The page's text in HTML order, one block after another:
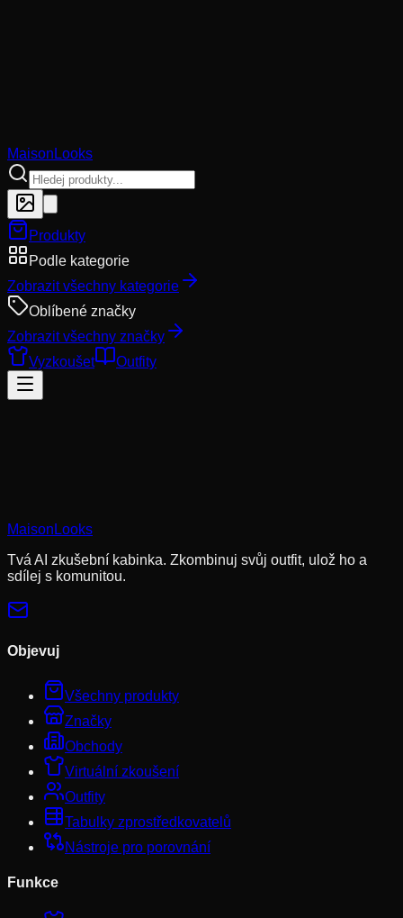
MaisonLooks
Produkty
Podle kategorie
Zobrazit všechny kategorie
Oblíbené značky
Zobrazit všechny značky
Vyzkoušet
Outfity
Odmítnout nepovinné
MaisonLooks
Tvá AI zkušební kabinka. Zkombinuj svůj outfit, ulož ho a
sdílej s komunitou.
Objevuj
Všechny produkty
Značky
Obchody
Virtuální zkoušení
Outfity
Tabulky zprostředkovatelů
Nástroje pro porovnání
Funkce